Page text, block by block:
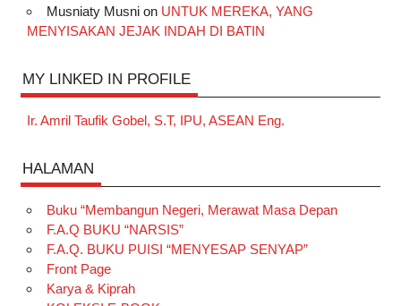
Musniaty Musnion UNTUK MEREKA, YANG
MENYISAKAN JEJAK INDAH DI BATIN
MY LINKED IN PROFILE
Ir. Amril Taufik Gobel, S.T, IPU, ASEAN Eng.
HALAMAN
Buku “Membangun Negeri, Merawat Masa Depan
F.A.Q BUKU “NARSIS”
F.A.Q. BUKU PUISI “MENYESAP SENYAP”
Front Page
Karya & Kiprah